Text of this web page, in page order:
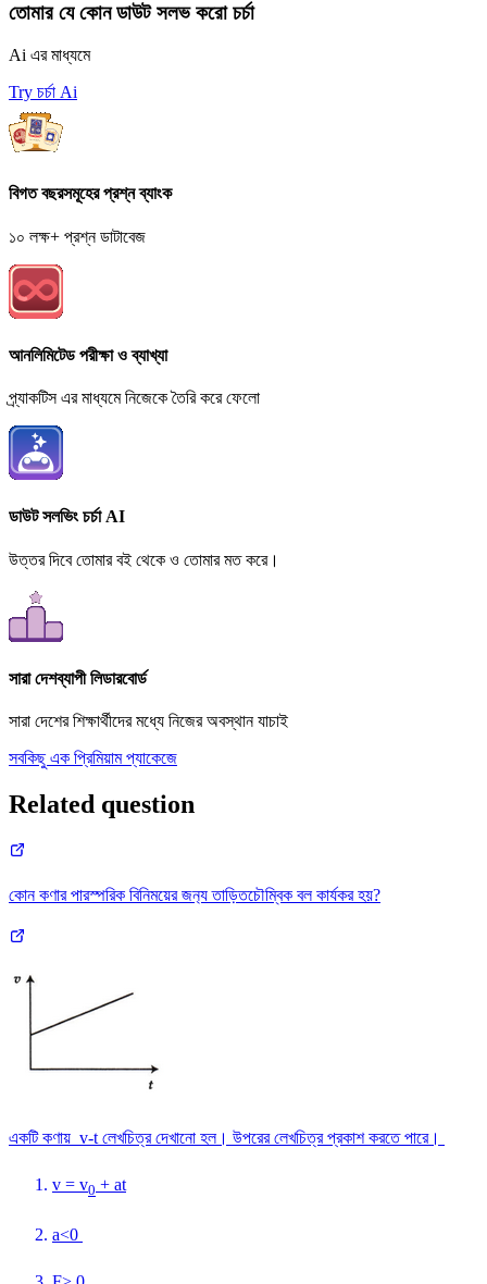
তোমার যে কোন ডাউট সলভ করো চর্চা
Ai এর মাধ্যমে
Try চর্চা Ai
বিগত বছরসমূহের প্রশ্ন ব্যাংক
১০ লক্ষ+ প্রশ্ন ডাটাবেজ
আনলিমিটেড পরীক্ষা ও ব্যাখ্যা
প্র্যাকটিস এর মাধ্যমে নিজেকে তৈরি করে ফেলো
ডাউট সলভিং চর্চা AI
উত্তর দিবে তোমার বই থেকে ও তোমার মত করে।
সারা দেশব্যাপী লিডারবোর্ড
সারা দেশের শিক্ষার্থীদের মধ্যে নিজের অবস্থান যাচাই
সবকিছু এক প্রিমিয়াম প্যাকেজে
Related question
কোন কণার পারস্পরিক বিনিময়ের জন‍্য তাড়িতচৌম্বিক বল কার্যকর হয়?
একটি কণায় v-t লেখচিত্র দেখানো হল। উপরের লেখচিত্র প্রকাশ করতে পারে।
v = v0 + at
a<0